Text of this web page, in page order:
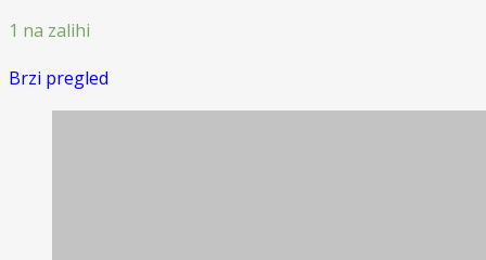
was:
199.00 kr.
1 na zalihi
Brzi pregled